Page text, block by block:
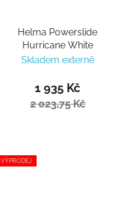
Helma Powerslide
Hurricane White
Skladem externě
1 935 Kč
2 023,75 Kč
VÝPRODEJ